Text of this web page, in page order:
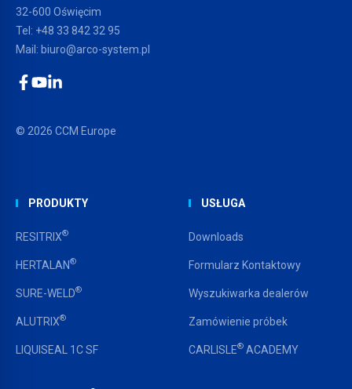
32-600 Oświęcim
Tel: +48 33 842 32 95
Mail: biuro@arco-system.pl
© 2026 CCM Europe
PRODUKTY
RESITRIX®
HERTALAN®
SURE-WELD®
ALUTRIX®
LIQUISEAL 1C SF
USŁUGA
Downloads
Formularz Kontaktowy
Wyszukiwarka dealerów
Zamówienie próbek
CARLISLE® ACADEMY